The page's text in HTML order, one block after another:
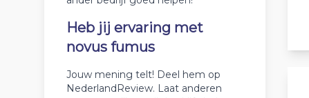
Heb jij ervaring met
novus fumus
Jouw mening telt! Deel hem op
NederlandReview. Laat anderen